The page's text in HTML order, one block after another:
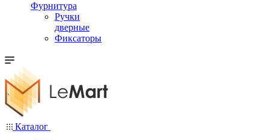
Фурнитура
Ручки
дверные
Фиксаторы
Каталог